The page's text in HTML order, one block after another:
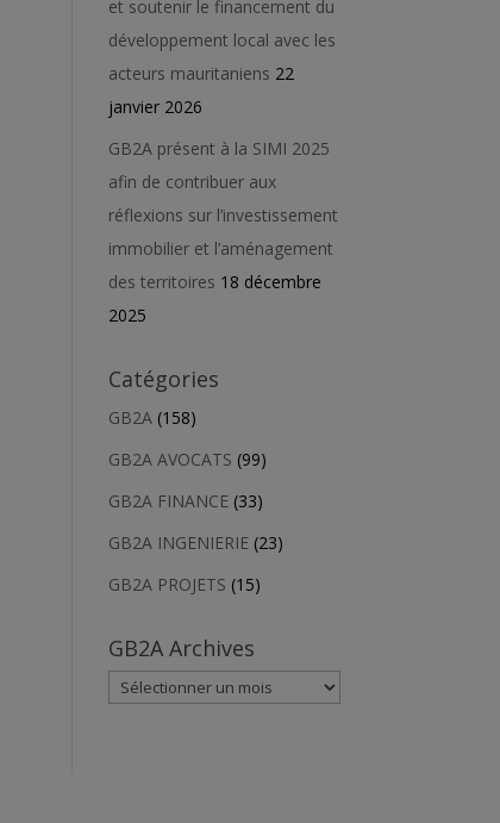
et soutenir le financement du
développement local avec les
acteurs mauritaniens 22
janvier 2026
GB2A présent à la SIMI 2025
afin de contribuer aux
réflexions sur l’investissement
immobilier et l’aménagement
des territoires 18 décembre
2025
Catégories
GB2A (158)
GB2A AVOCATS (99)
GB2A FINANCE (33)
GB2A INGENIERIE (23)
GB2A PROJETS (15)
GB2A Archives
GB2A